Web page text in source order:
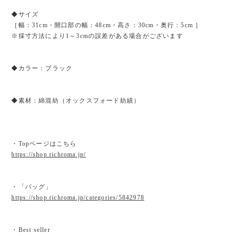
◆サイズ
［幅：31cm・開口部の幅：48cm・高さ：30cm・奥行：5cm ］
※採寸方法により1～3cmの誤差がある場合がございます
◆カラー：ブラック
◆素材：綿混紡（オックスフォード紡績）
・Topページはこちら
https://shop.richroma.jp/
・「バッグ」
https://shop.richroma.jp/categories/5842978
・Best seller